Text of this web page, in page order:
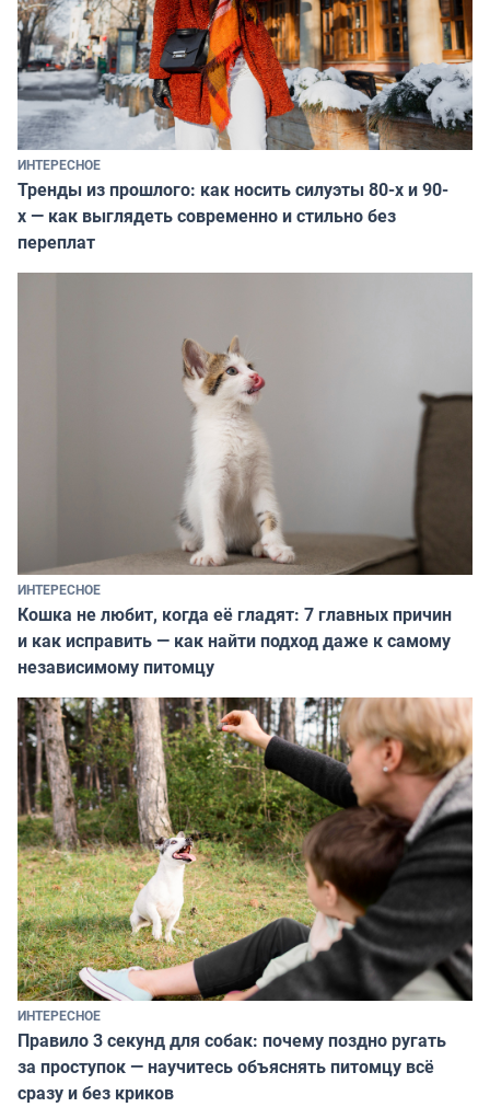
ИНТЕРЕСНОЕ
Тренды из прошлого: как носить силуэты 80-х и 90-
х — как выглядеть современно и стильно без
переплат
ИНТЕРЕСНОЕ
Кошка не любит, когда её гладят: 7 главных причин
и как исправить — как найти подход даже к самому
независимому питомцу
ИНТЕРЕСНОЕ
Правило 3 секунд для собак: почему поздно ругать
за проступок — научитесь объяснять питомцу всё
сразу и без криков